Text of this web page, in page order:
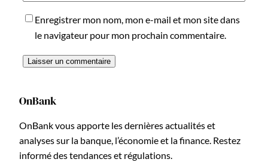
Enregistrer mon nom, mon e-mail et mon site dans
le navigateur pour mon prochain commentaire.
OnBank
OnBank vous apporte les dernières actualités et
analyses sur la banque, l’économie et la finance. Restez
informé des tendances et régulations.